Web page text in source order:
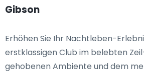
Gibson
Erhöhen Sie Ihr Nachtleben-
erstklassigen Club im belebten
gehobenen Ambiente und dem